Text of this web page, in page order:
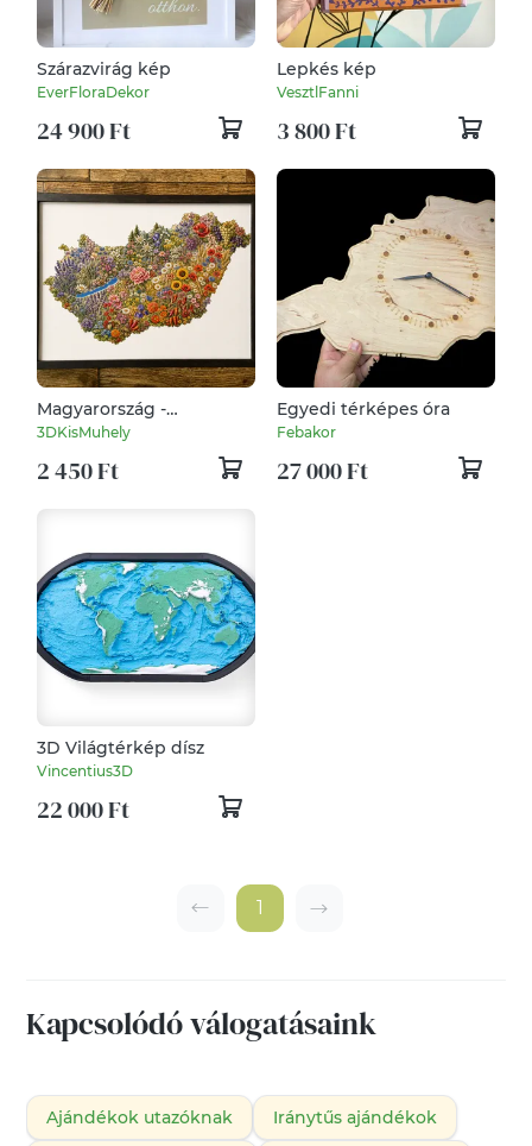
Szárazvirág kép
EverFloraDekor
24 900 Ft
Lepkés kép
VesztlFanni
3 800 Ft
Magyarország -
Virágtérképeken -
Prémium vászonkép
3DKisMuhely
2 450 Ft
Egyedi térképes óra
Febakor
27 000 Ft
3D Világtérkép dísz
Vincentius3D
22 000 Ft
1
Kapcsolódó válogatásaink
Ajándékok utazóknak Iránytűs ajándékok